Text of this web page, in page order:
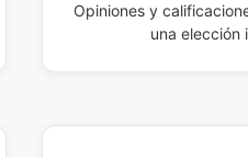
Opiniones y
una elección